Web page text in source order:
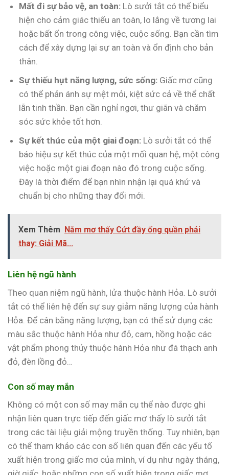
Mất đi sự bảo vệ, an toàn: Lò sưởi tắt có thể biểu
hiện cho cảm giác thiếu an toàn, lo lắng về tương lai
hoặc bất ổn trong công việc, cuộc sống. Bạn cần tìm
cách để xây dựng lại sự an toàn và ổn định cho bản
thân.
Sự thiếu hụt năng lượng, sức sống: Giấc mơ cũng
có thể phản ánh sự mệt mỏi, kiệt sức cả về thể chất
lẫn tinh thần. Bạn cần nghỉ ngơi, thư giãn và chăm
sóc sức khỏe tốt hơn.
Sự kết thúc của một giai đoạn: Lò sưởi tắt có thể
báo hiệu sự kết thúc của một mối quan hệ, một công
việc hoặc một giai đoạn nào đó trong cuộc sống.
Đây là thời điểm để bạn nhìn nhận lại quá khứ và
chuẩn bị cho những thay đổi mới.
Xem Thêm
Nằm mơ thấy Cứt đầy ống quần phải
thay: Giải Mã...
Liên hệ ngũ hành
Theo quan niệm ngũ hành, lửa thuộc hành Hỏa. Lò sưởi
tắt có thể liên hệ đến sự suy giảm năng lượng của hành
Hỏa. Để cân bằng năng lượng, bạn có thể sử dụng các
màu sắc thuộc hành Hỏa như đỏ, cam, hồng hoặc các
vật phẩm phong thủy thuộc hành Hỏa như đá thạch anh
đỏ, đèn lồng đỏ…
Con số may mắn
Không có một con số may mắn cụ thể nào được ghi
nhận liên quan trực tiếp đến giấc mơ thấy lò sưởi tắt
trong các tài liệu giải mộng truyền thống. Tuy nhiên, bạn
có thể tham khảo các con số liên quan đến các yếu tố
xuất hiện trong giấc mơ của mình, ví dụ như ngày tháng,